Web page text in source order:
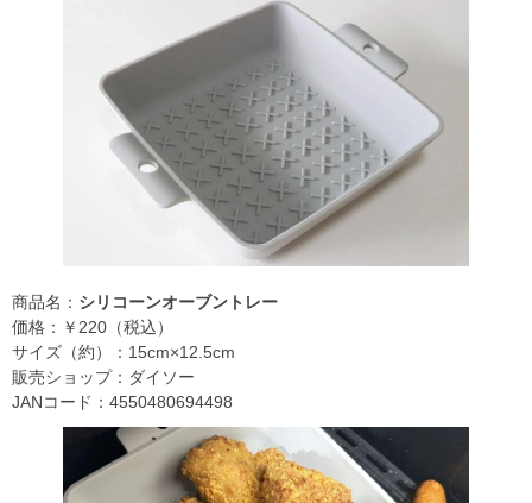
商品名： シリコーンオーブントレー
価格：￥220（税込）
サイズ（約）：15cm×12.5cm
販売ショップ：ダイソー
JANコード：4550480694498